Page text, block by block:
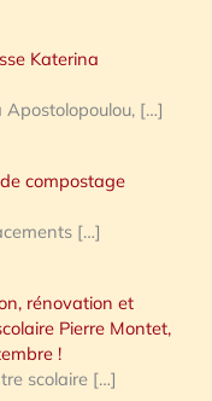
Katerina
[…]
compostage
[…]
rénovation et
Pierre Montet,
!
scolaire […]